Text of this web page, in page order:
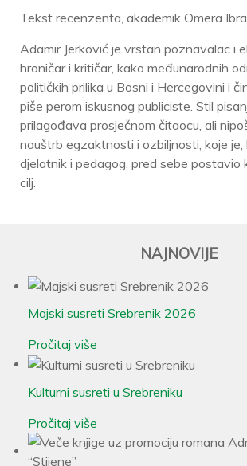
Tekst recenzenta, akademik Omera
Adamir Jerković je vrstan poznavalac i
hroničar i kritičar, kako međunarodnih
političkih prilika u Bosni i Hercegovini i
piše perom iskusnog publiciste. Stil
prilagođava prosječnom čitaocu, ali
nauštrb egzaktnosti i ozbiljnosti, koje je,
djelatnik i pedagog, pred sebe postavio
cilj.
NAJNOVIJE
Majski susreti Srebrenik 2026
Pročitaj više
Kulturni susreti u Srebreniku
Pročitaj više